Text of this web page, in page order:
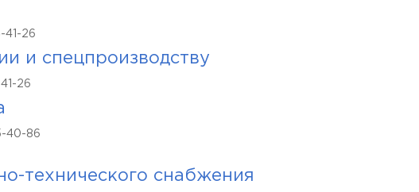
41-26
и спецпроизводству
26
40-86
технического снабжения